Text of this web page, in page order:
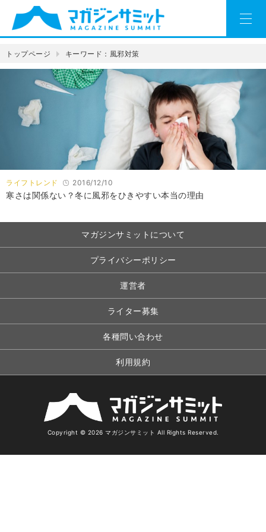
トップページ キーワード：風邪対策
ライフトレンド 2016/12/10
寒さは関係ない？冬に風邪をひきやすい本当の理由
マガジンサミットについて
プライバシーポリシー
運営者
ライター募集
各種問い合わせ
利用規約
Copyright © 2026 マガジンサミット All Rights Reserved.